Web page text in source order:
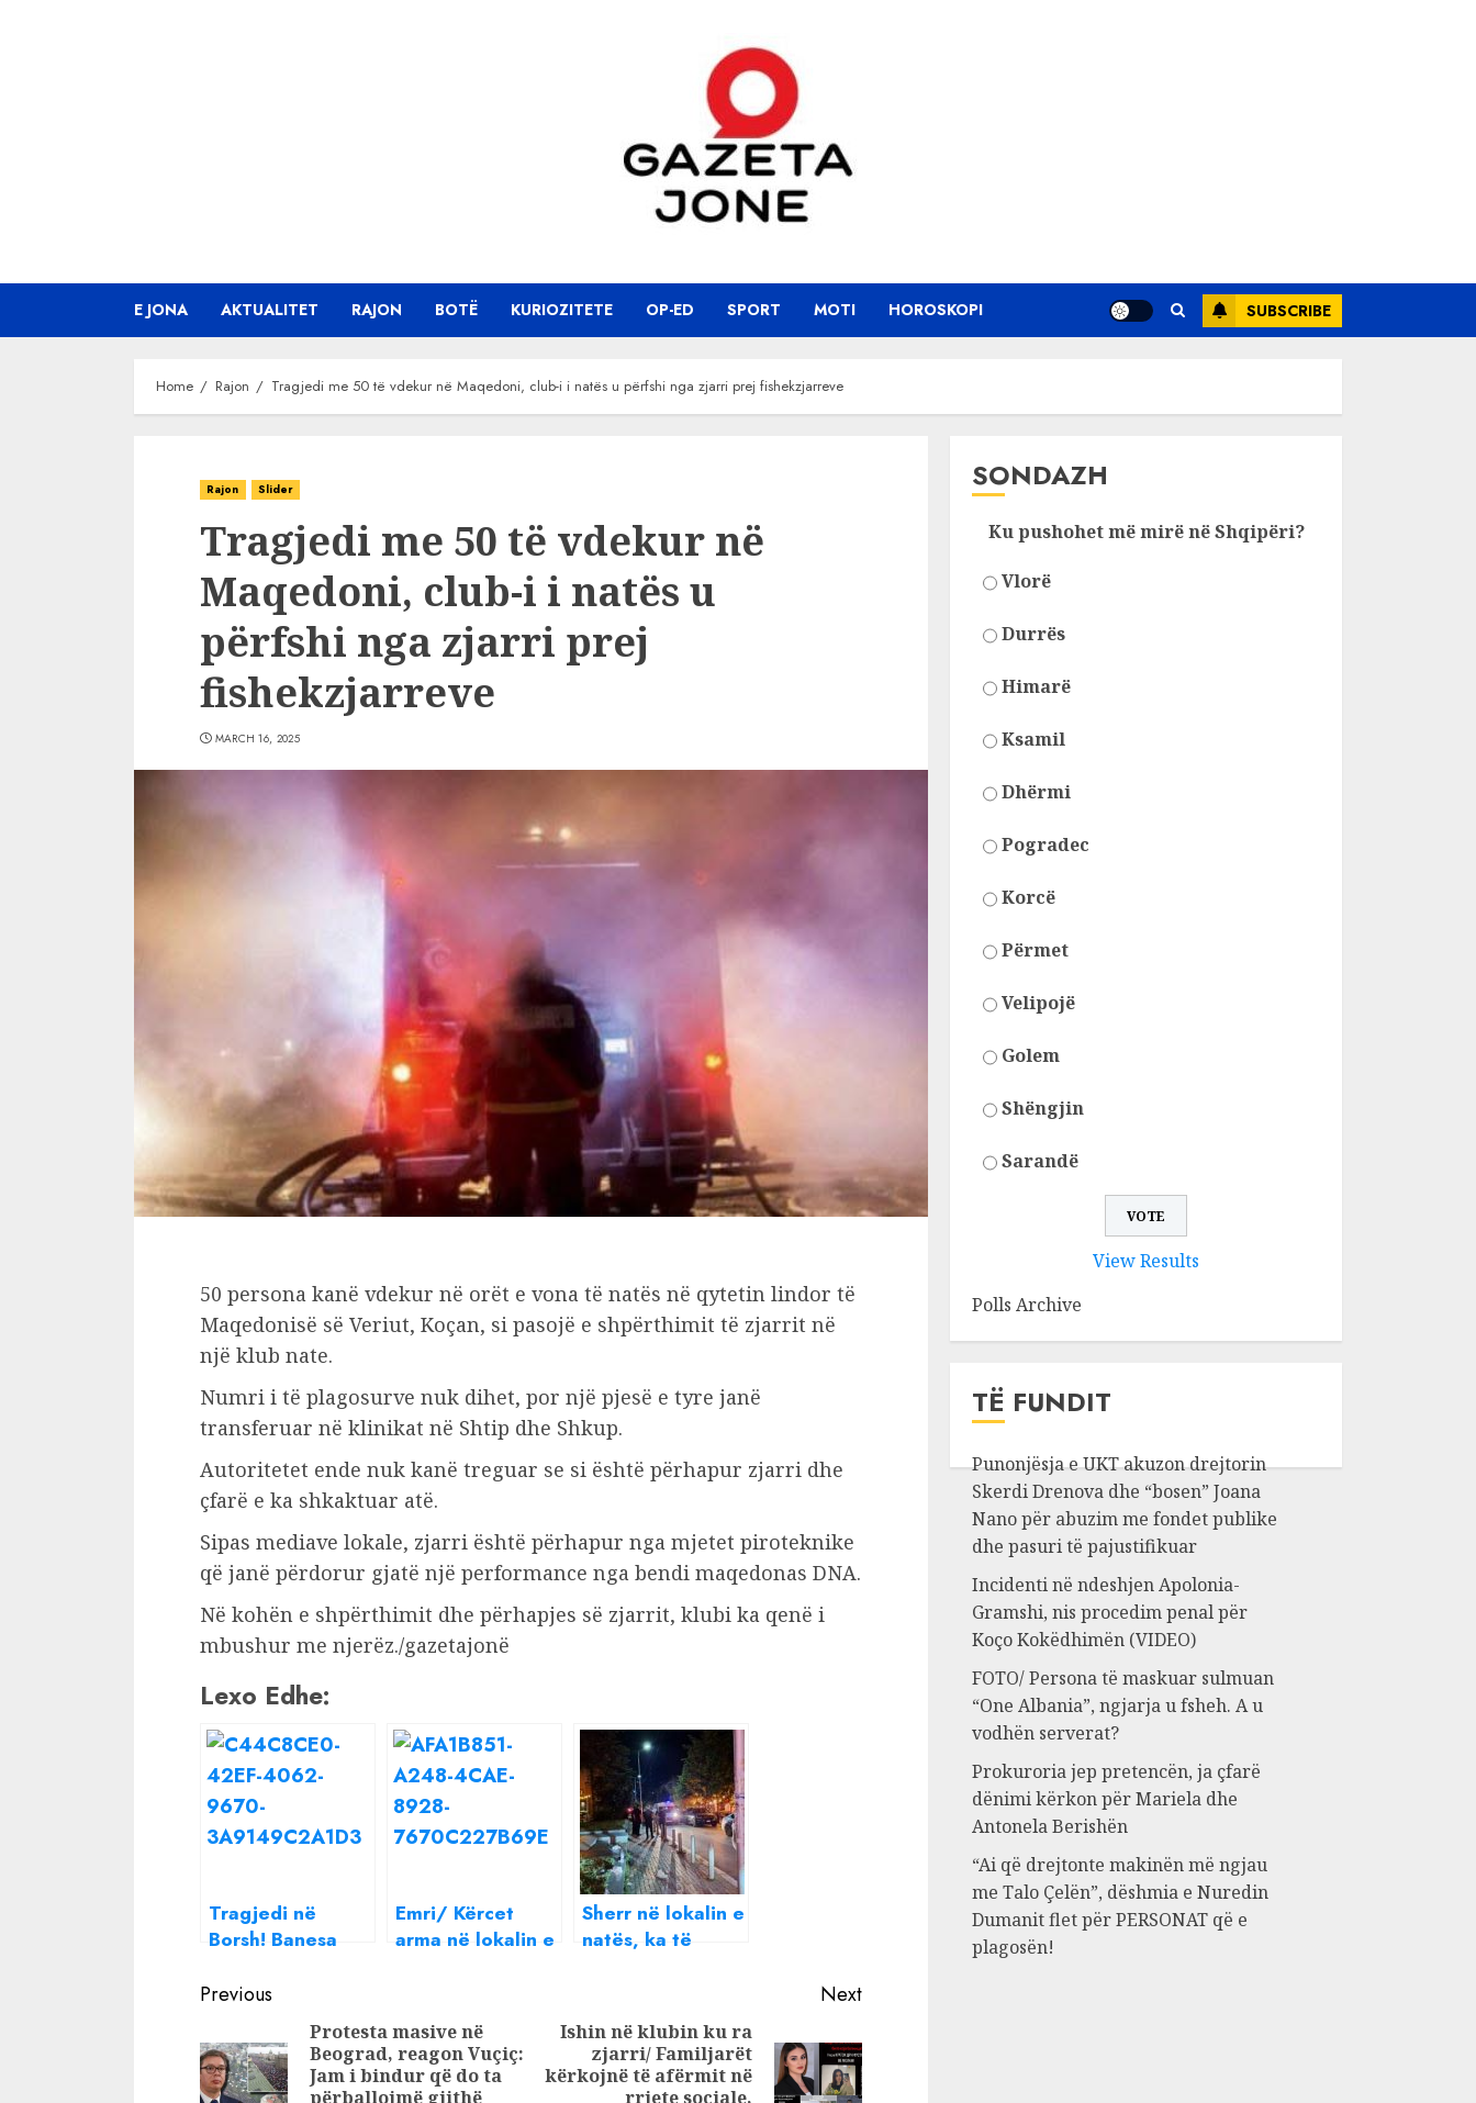
E JONA AKTUALITET RAJON BOTË KURIOZITETE OP-ED SPORT MOTI HOROSKOPI SUBSCRIBE
Home Rajon Tragjedi me 50 të vdekur në Maqedoni, club-i i natës u përfshi nga zjarri prej fishekzjarreve
Rajon Slider
Tragjedi me 50 të vdekur në
Maqedoni, club-i i natës u
përfshi nga zjarri prej
fishekzjarreve
MARCH 16, 2025
50 persona kanë vdekur në orët e vona të natës në qytetin lindor të
Maqedonisë së Veriut, Koçan, si pasojë e shpërthimit të zjarrit në
një klub nate.
Numri i të plagosurve nuk dihet, por një pjesë e tyre janë
transferuar në klinikat në Shtip dhe Shkup.
Autoritetet ende nuk kanë treguar se si është përhapur zjarri dhe
çfarë e ka shkaktuar atë.
Sipas mediave lokale, zjarri është përhapur nga mjetet piroteknike
që janë përdorur gjatë një performance nga bendi maqedonas DNA.
Në kohën e shpërthimit dhe përhapjes së zjarrit, klubi ka qenë i
mbushur me njerëz./gazetajonë
Lexo Edhe:
Tragjedi në
Borsh! Banesa
zjarri, humbin
jetën burrë e
grua
Emri/ Kërcet
arma në lokalin e
armë zjarri në
Tiranë
Sherr në lokalin e
natës, ka të
Continue
Reading
Previous
Previous
Protesta masive në
Beograd, reagon Vuçiç:
Jam i bindur që do ta
përballojmë gjithë
Next
Next
Ishin në klubin ku ra
zjarri/ Familjarët
kërkojnë të afërmit në
rrjete sociale,
SONDAZH
Ku pushohet më mirë në Shqipëri?
Vlorë
Durrës
Himarë
Ksamil
Dhërmi
Pogradec
Korcë
Përmet
Velipojë
Golem
Shëngjin
Sarandë
View Results
Polls Archive
TË FUNDIT
Punonjësja e UKT akuzon drejtorin
Skerdi Drenova dhe “bosen” Joana
Nano për abuzim me fondet publike
dhe pasuri të pajustifikuar
Incidenti në ndeshjen Apolonia-
Gramshi, nis procedim penal për
Koço Kokëdhimën (VIDEO)
FOTO/ Persona të maskuar sulmuan
“One Albania”, ngjarja u fsheh. A u
vodhën serverat?
Prokuroria jep pretencën, ja çfarë
dënimi kërkon për Mariela dhe
Antonela Berishën
“Ai që drejtonte makinën më ngjau
me Talo Çelën”, dëshmia e Nuredin
Dumanit flet për PERSONAT që e
plagosën!